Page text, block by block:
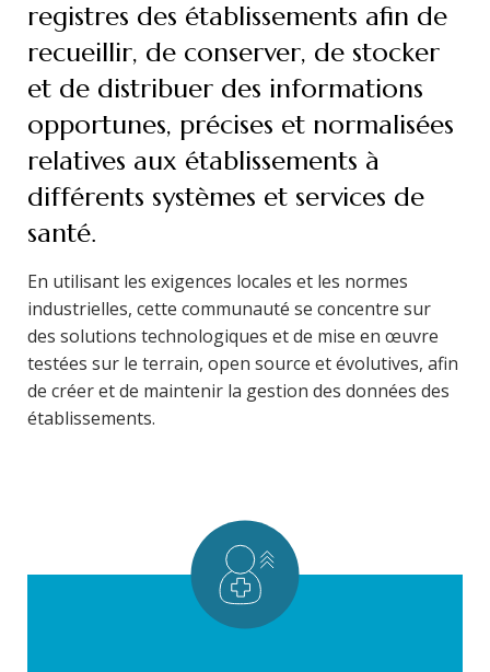
registres des établissements afin de
recueillir, de conserver, de stocker
et de distribuer des informations
opportunes, précises et normalisées
relatives aux établissements à
différents systèmes et services de
santé.
En utilisant les exigences locales et les normes
industrielles, cette communauté se concentre sur
des solutions technologiques et de mise en œuvre
testées sur le terrain, open source et évolutives, afin
de créer et de maintenir la gestion des données des
établissements.